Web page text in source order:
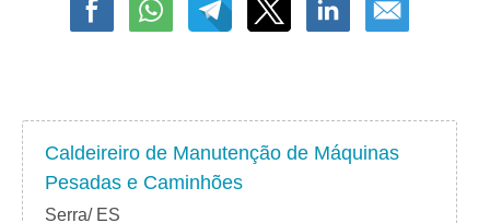
Caldeireiro de Manutenção de Máquinas
Pesadas e Caminhões
Serra/ ES